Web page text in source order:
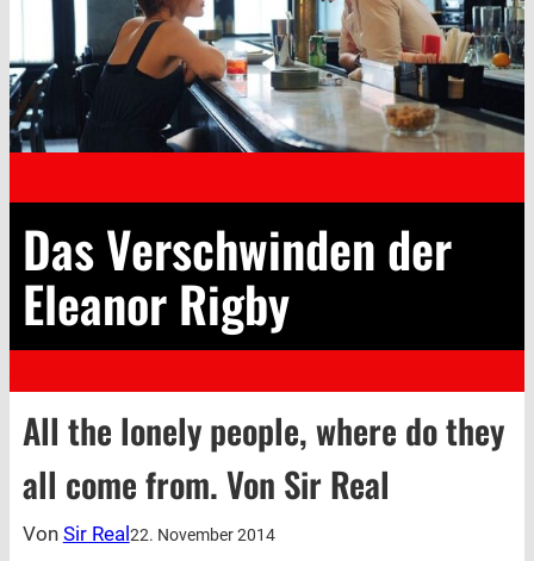
Das Verschwinden der
Eleanor Rigby
All the lonely people, where do they
all come from. Von Sir Real
Von Sir Real 22. November 2014